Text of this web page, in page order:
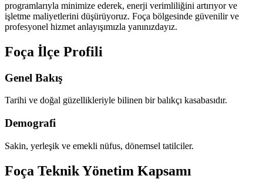
programlarıyla minimize ederek, enerji verimliliğini artırıyor ve
işletme maliyetlerini düşürüyoruz. Foça bölgesinde güvenilir ve
profesyonel hizmet anlayışımızla yanınızdayız.
Foça İlçe Profili
Genel Bakış
Tarihi ve doğal güzellikleriyle bilinen bir balıkçı kasabasıdır.
Demografi
Sakin, yerleşik ve emekli nüfus, dönemsel tatilciler.
Foça Teknik Yönetim Kapsamı